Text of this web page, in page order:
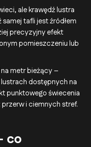
ale krawędź lustra
tafli jest źródłem
precyzyjny efekt
pomieszczeniu lub
metr bieżący –
dostępnych na
punktowego świecenia
i ciemnych stref.
co